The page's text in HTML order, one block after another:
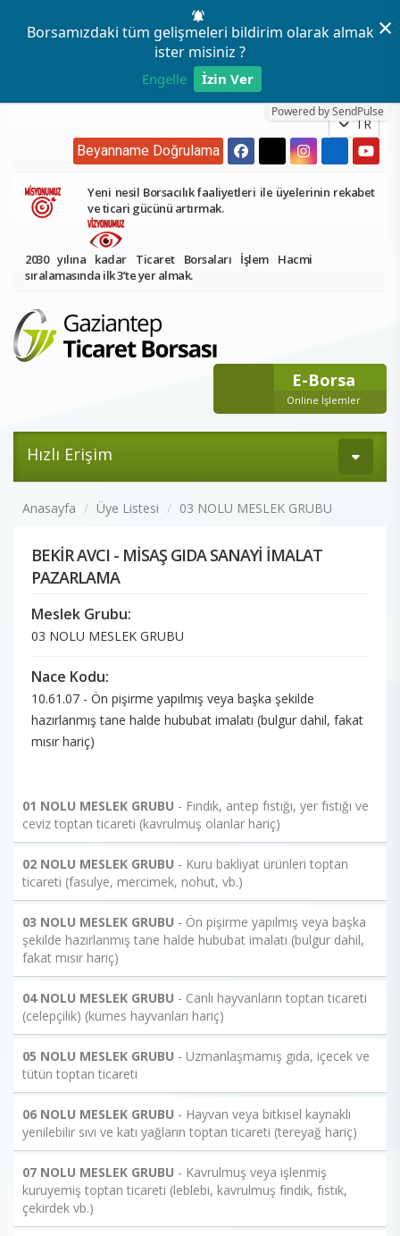
Borsamızdaki tüm gelişmeleri bildirim olarak almak
ister misiniz ?
Engelle İzin Ver
Powered by SendPulse
×
TR
Beyanname Doğrulama
Yeni nesil Borsacılık faaliyetleri ile üyelerinin rekabet
ve ticari gücünü artırmak.
2030 yılına kadar Ticaret Borsaları İşlem Hacmi
sıralamasında ilk 3’te yer almak.
E-Borsa
Online İşlemler
Hızlı Erişim
Anasayfa Üye Listesi 03 NOLU MESLEK GRUBU
BEKİR AVCI - MİSAŞ GIDA SANAYİ İMALAT
PAZARLAMA
Meslek Grubu:
03 NOLU MESLEK GRUBU
Nace Kodu:
10.61.07 - Ön pişirme yapılmış veya başka şekilde
hazırlanmış tane halde hububat imalatı (bulgur dahil, fakat
mısır hariç)
01 NOLU MESLEK GRUBU - Fındık, antep fıstığı, yer fıstığı ve
ceviz toptan ticareti (kavrulmuş olanlar hariç)
02 NOLU MESLEK GRUBU - Kuru bakliyat ürünleri toptan
ticareti (fasulye, mercimek, nohut, vb.)
03 NOLU MESLEK GRUBU - Ön pişirme yapılmış veya başka
şekilde hazırlanmış tane halde hububat imalatı (bulgur dahil,
fakat mısır hariç)
04 NOLU MESLEK GRUBU - Canlı hayvanların toptan ticareti
(celepçilik) (kümes hayvanları hariç)
05 NOLU MESLEK GRUBU - Uzmanlaşmamış gıda, içecek ve
tütün toptan ticareti
06 NOLU MESLEK GRUBU - Hayvan veya bitkisel kaynaklı
yenilebilir sıvı ve katı yağların toptan ticareti (tereyağ hariç)
07 NOLU MESLEK GRUBU - Kavrulmuş veya işlenmiş
kuruyemiş toptan ticareti (leblebi, kavrulmuş fındık, fıstık,
çekirdek vb.)